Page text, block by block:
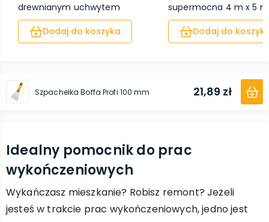
drewnianym uchwytem
7...
Dodaj do koszyka
supermocna 4 m x 5 m
Dodaj do
Szpachelka Boffa Profi 100 mm 21,89 zł
Idealny pomocnik do prac
wykończeniowych
Wykańczasz mieszkanie? Robisz remont? Jeżeli
jesteś w trakcie prac wykończeniowych, jedno jest